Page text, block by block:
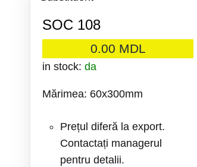
SOC 108
0.00 MDL
in stock: da
Mărimea: 60x300mm
Prețul diferă la export.
Contactați managerul
pentru detalii.